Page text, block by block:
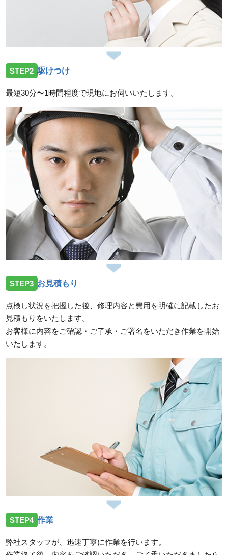
岡山県赤磐市上仁保へ屋外給水の水漏れ修理作業に伺
岡山県備前市香登西に台所蛇口交換作業に伺いまし
た。
2026/07/25
岡山県倉敷市玉島長尾にトイレ詰まり除去作業に伺い
ました。
スタッフの修理報告や事例の一覧はこちら
STEP2 駆けつけ
最短30分〜1時間程度で現地にお伺いいたします。
STEP3 お見積もり
点検し状況を把握した後、修理内容と費用を明確に記載したお
見積もりをいたします。
お客様に内容をご確認・ご了承・ご署名をいただき作業を開始
いたします。
STEP4 作業
弊社スタッフが、迅速丁寧に作業を行います。